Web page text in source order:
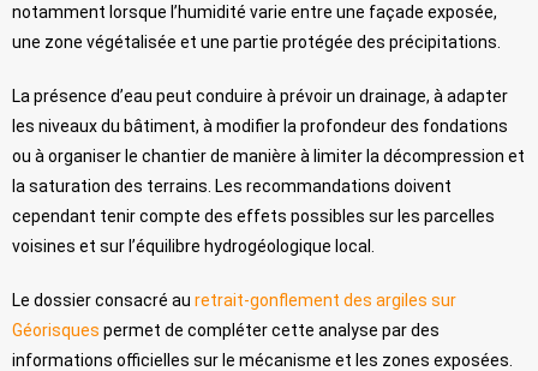
notamment lorsque l’humidité varie entre une façade exposée,
une zone végétalisée et une partie protégée des précipitations.
La présence d’eau peut conduire à prévoir un drainage, à adapter
les niveaux du bâtiment, à modifier la profondeur des fondations
ou à organiser le chantier de manière à limiter la décompression et
la saturation des terrains. Les recommandations doivent
cependant tenir compte des effets possibles sur les parcelles
voisines et sur l’équilibre hydrogéologique local.
Le dossier consacré au retrait-gonflement des argiles sur
Géorisques permet de compléter cette analyse par des
informations officielles sur le mécanisme et les zones exposées.